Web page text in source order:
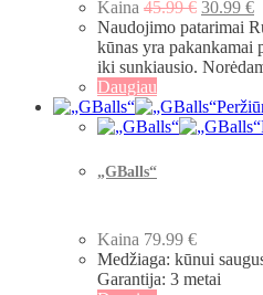
Kaina 45.99€ 30.99 €
Naudojimo patarimai
kūnas yra pakankamai
iki sunkiausio.
Daugiau
„GBalls“
Kaina 79.99 €
Medžiaga: kūnui
Garantija: 3 metai